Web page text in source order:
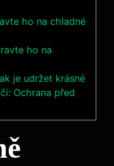
ho na chladné
ho na
je udržet krásné
Ochrana před